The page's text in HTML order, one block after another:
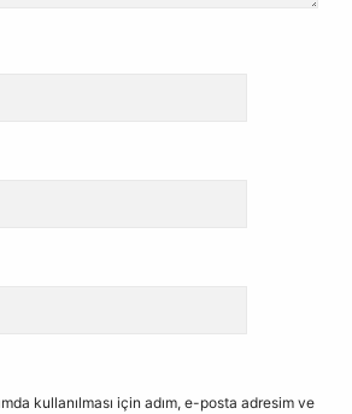
kullanılması için adım, e-posta adresim ve